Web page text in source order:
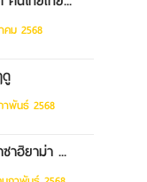
คม 2568
าพันธ์ 2568
าฮิยาม่า ...